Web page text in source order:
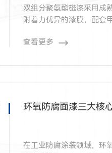
双组分聚氨酯磁漆采用成
附着力优异的漆膜，配套
查看更多
环氧防腐面漆三大核
在工业防腐涂装领域，环